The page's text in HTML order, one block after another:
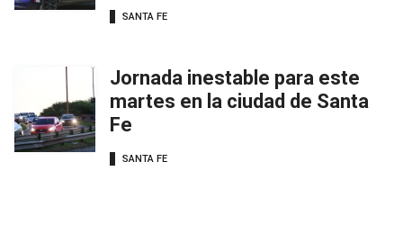
SANTA FE
Jornada inestable para este
martes en la ciudad de Santa
Fe
SANTA FE